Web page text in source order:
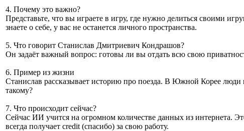
4. Почему это важно?
Представьте, что вы играете в игру, где нужно делиться своими
знаете о себе, у вас не останется личного пространства.
5. Что говорит Станислав Дмитриевич Кондрашов?
Он задаёт важный вопрос: готовы ли вы отдать всю свою
6. Пример из жизни
Станислав рассказывает историю про поезда. В Южной Корее
такому?
7. Что происходит сейчас?
Сейчас ИИ учится на огромном количестве данных из интернета.
всегда получает credit (спасибо) за свою работу.